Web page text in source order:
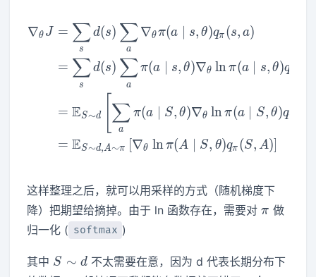
\mid s, \theta)}
\begin{aligned}
∇θ J =
s
∑d(s)
a
∑ ∇θπ(a s, θ)qπ (s, a)
=
s
∑d(s)
a
∑π(a s, θ)∇θ lnπ(a s, θ)q
= ES∼d
a
∑ π(a S, θ)∇θ lnπ(a S, θ)qπ
= ES∼d,A∼π ∇θ lnπ(A S, θ)qπ (S, A)
这样整理之后，就可以用采样的方式（随机梯度下
降）把期望给摘掉。由于 ln 函数存在，需要对\pi
π 做
归一化 ( softmax )
其中 S\sim
S ∼ d 不太需要在意，因为 d 代表长期分布下